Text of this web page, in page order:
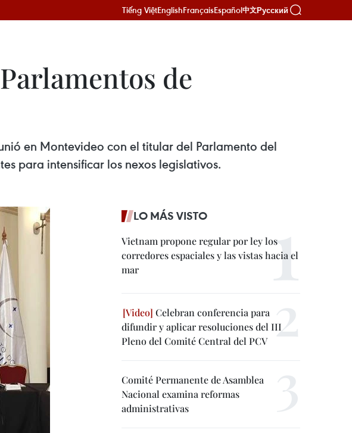
Tiếng ViệtEnglishFrançaisEspañol中文Русский
de
en Montevideo con el titular del Parlamento del
para intensificar los nexos legislativos.
LO MÁS VISTO
Vietnam propone regular por ley los
corredores espaciales y las vistas hacia el
mar
Celebran conferencia para
difundir y aplicar resoluciones del III
Pleno del Comité Central del PCV
Comité Permanente de Asamblea
Nacional examina reformas
administrativas